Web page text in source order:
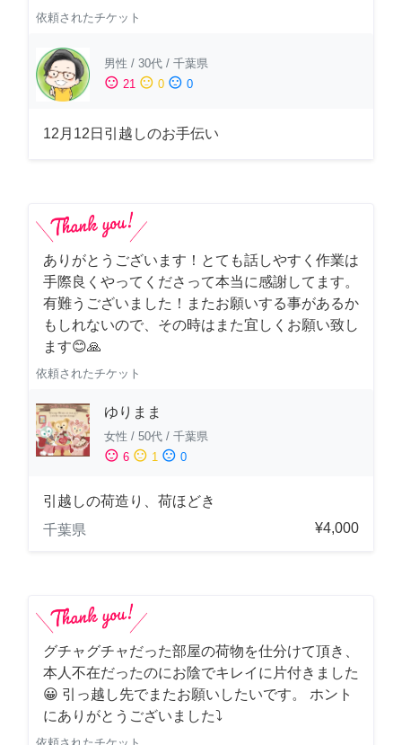
依頼されたチケット
男性 / 30代 / 千葉県
sentiment_satisfied 21 sentiment_neutral 0 sentiment_dissatisfied 0
12月12日引越しのお手伝い
ありがとうございます！とても話しやすく作業は
手際良くやってくださって本当に感謝してます。
有難うございました！またお願いする事があるか
もしれないので、その時はまた宜しくお願い致し
ます😊🙏
依頼されたチケット
ゆりまま
女性 / 50代 / 千葉県
sentiment_satisfied 6 sentiment_neutral 1 sentiment_dissatisfied 0
引越しの荷造り、荷ほどき
千葉県
¥4,000
グチャグチャだった部屋の荷物を仕分けて頂き、
本人不在だったのにお陰でキレイに片付きました
😀 引っ越し先でまたお願いしたいです。 ホント
にありがとうございました⤵